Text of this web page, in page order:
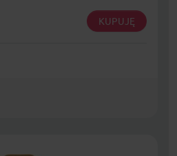
KUPUJĘ